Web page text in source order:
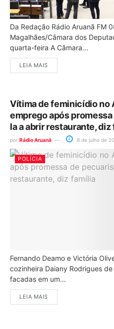
Da Redação Rádio Aruanã
Magalhães/Câmara dos
quarta-feira A Câmara...
LEIA MAIS
Vítima de feminicídio no
emprego após
la a abrir restaurante, diz
por Rádio Aruanã 8 de julho de
POLÍCIA
Fernando Deamo e Victória
cozinheira Daiany Rodrigues
facadas em um...
LEIA MAIS